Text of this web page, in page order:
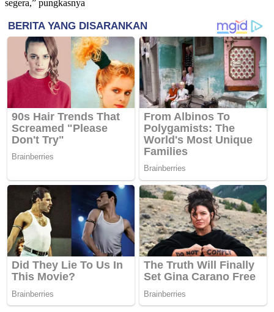
segera,” pungkasnya